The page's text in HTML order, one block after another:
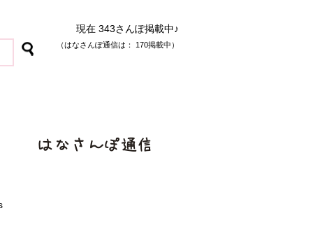
現在 343さんぽ掲載中♪
（はなさんぽ通信は： 170掲載中）